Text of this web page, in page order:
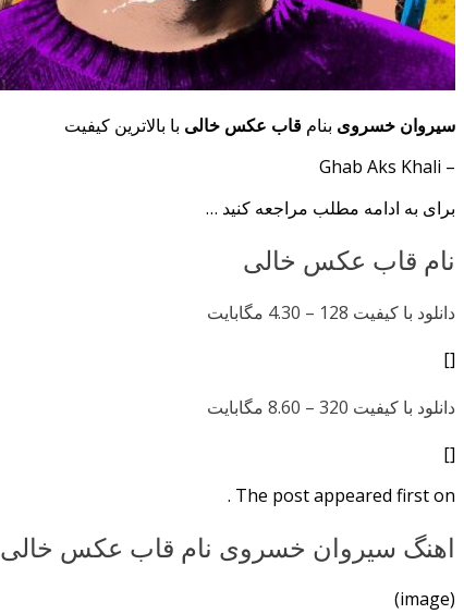
سیروان خسروی بنام قاب عکس خالی با بالاترین کیفیت
– Ghab Aks Khali
برای به ادامه مطلب مراجعه کنید …
نام قاب عکس خالی
دانلود با کیفیت 128 –
4.30 مگابایت
[]
دانلود با کیفیت 320 –
8.60 مگابایت
[]
The post appeared first on .
اهنگ سیروان خسروی نام قاب عکس خالی
(image)